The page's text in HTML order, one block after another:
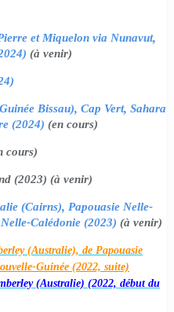
et Miquelon via Nunavut,
(à venir)
Bissau), Cap Vert, Sahara
(2024) (en cours)
cours)
(2023) (à venir)
(Cairns), Papouasie Nelle-
Calédonie (2023) (à venir)
(Australie), de Papouasie
Guinée (2022, suite)
(Australie) (2022, début du